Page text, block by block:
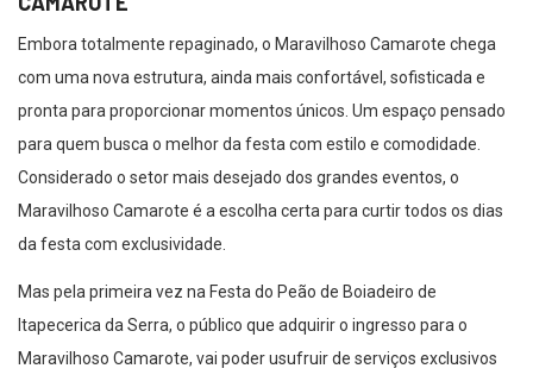
Embora totalmente repaginado, o Maravilhoso Camarote chega
com uma nova estrutura, ainda mais confortável, sofisticada e
pronta para proporcionar momentos únicos. Um espaço pensado
para quem busca o melhor da festa com estilo e comodidade.
Considerado o setor mais desejado dos grandes eventos, o
Maravilhoso Camarote é a escolha certa para curtir todos os dias
da festa com exclusividade.
Mas pela primeira vez na Festa do Peão de Boiadeiro de
Itapecerica da Serra, o público que adquirir o ingresso para o
Maravilhoso Camarote, vai poder usufruir de serviços exclusivos